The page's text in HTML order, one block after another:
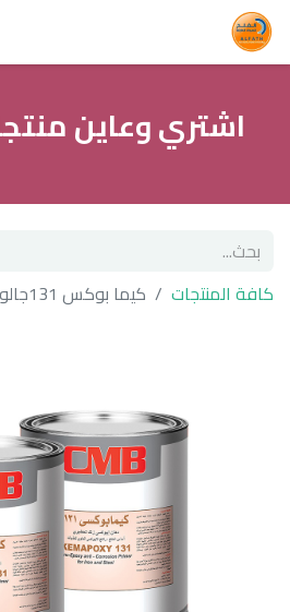
اشتري وعاين
كافة المنتجات كيما بوكس 131جالون